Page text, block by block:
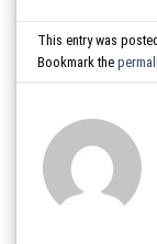
This entry was
Bookmark the